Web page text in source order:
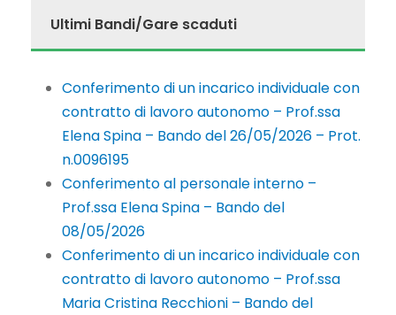
Ultimi Bandi/Gare scaduti
Conferimento di un incarico individuale con
contratto di lavoro autonomo – Prof.ssa
Elena Spina – Bando del 26/05/2026 – Prot.
n.0096195
Conferimento al personale interno –
Prof.ssa Elena Spina – Bando del
08/05/2026
Conferimento di un incarico individuale con
contratto di lavoro autonomo – Prof.ssa
Maria Cristina Recchioni – Bando del